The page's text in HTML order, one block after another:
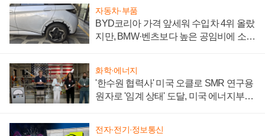
자동차·부품
BYD코리아 가격 앞세워 수입차 4위 올랐
지만, BMW·벤츠보다 높은 공임비에 소비
화학·에너지
'한수원 협력사' 미국 오클로 SMR 연구용
원자로 '임계 상태' 도달, 미국 에너지부
전자·전기·정보통신